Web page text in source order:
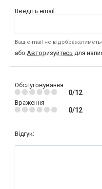
Введіть email:
Ваш e-mail не
або Авторизуйтесь для
Обслуговування
0/12
Враження
0/12
Відгук: